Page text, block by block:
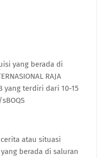
yang berada di
RAJA
yang terdiri dari 10-15
atau situasi
berada di saluran